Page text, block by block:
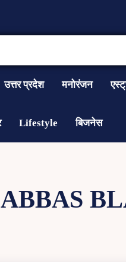
उत्तर प्रदेश मनोरंजन
Lifestyle बिजनेस